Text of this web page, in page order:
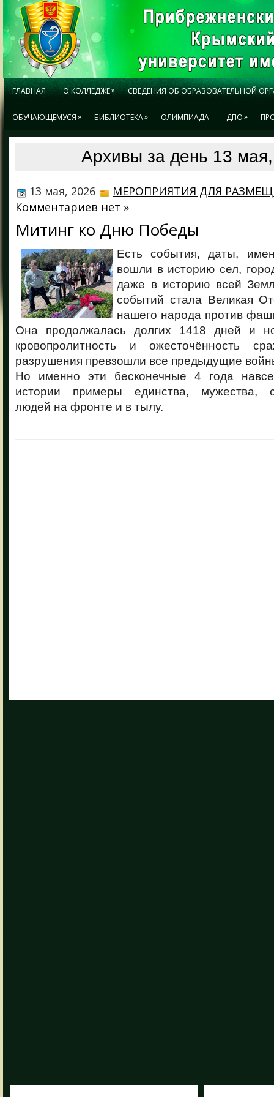
ГЛАВНАЯ О КОЛЛЕДЖЕ» СВЕДЕНИЯ ОБ ОБРАЗОВАТЕЛЬНОЙ
ОБУЧАЮЩЕМУСЯ» БИБЛИОТЕКА» ОЛИМПИАДА ДПО»
Архивы за день 13
13 мая, 2026
МЕРОПРИЯТИЯ ДЛЯ
Комментариев нет »
Митинг ко Дню Победы
Есть события, даты,
вошли в историю сел,
даже в историю всей
событий стала Великая
нашего народа против
Она продолжалась долгих 1418 дней и
кровопролитность и ожесточённость
разрушения превзошли все предыдущие
Но именно эти бесконечные 4 года
истории примеры единства, мужества,
людей на фронте и в тылу.